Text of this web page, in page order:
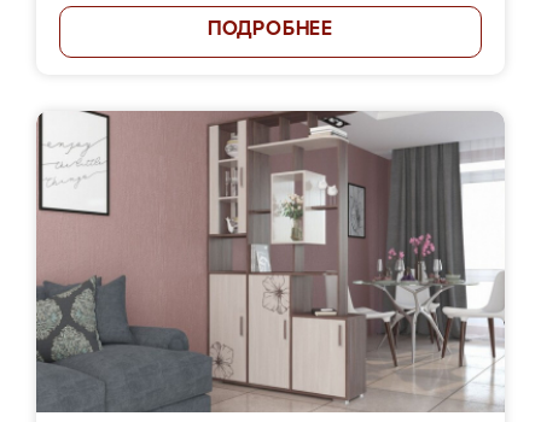
ПОДРОБНЕЕ